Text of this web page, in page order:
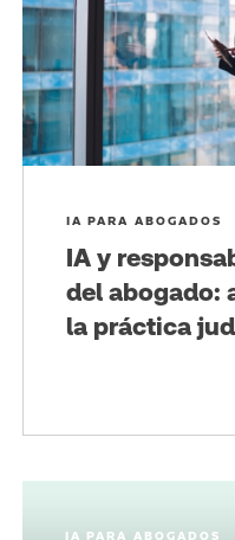
IA PARA ABOGADOS
IA y
del abogado:
la práctica
IA PARA ABOGADOS